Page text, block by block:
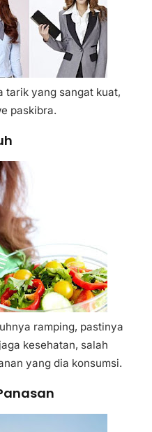
tarik yang sangat kuat,
paskibra.
ramping, pastinya
kesehatan, salah
yang dia konsumsi.